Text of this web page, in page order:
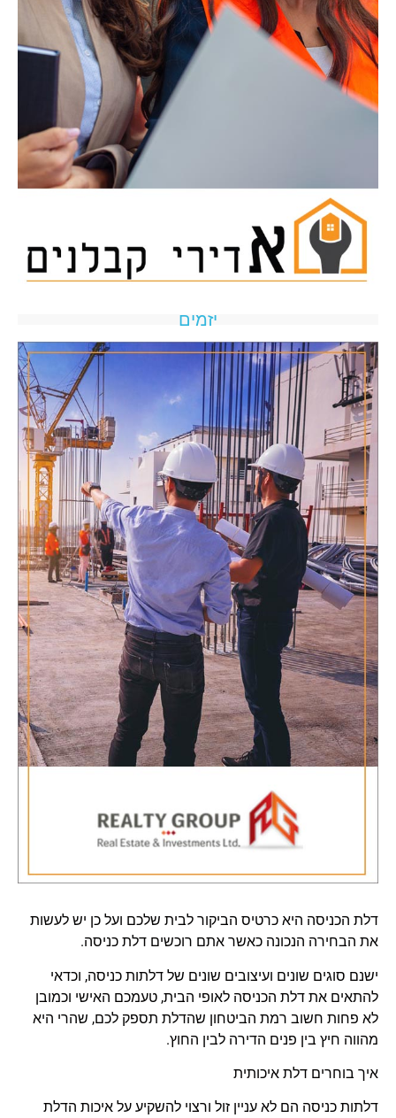
יזמים
דלת הכניסה היא כרטיס הביקור לבית שלכם ועל כן יש לעשות
את הבחירה הנכונה כאשר אתם רוכשים דלת כניסה.
ישנם סוגים שונים ועיצובים שונים של דלתות כניסה, וכדאי
להתאים את דלת הכניסה לאופי הבית, טעמכם האישי וכמובן
לא פחות חשוב רמת הביטחון שהדלת תספק לכם, שהרי היא
מהווה חיץ בין פנים הדירה לבין החוץ.
איך בוחרים דלת איכותית
דלתות כניסה הם לא עניין זול ורצוי להשקיע על איכות הדלת